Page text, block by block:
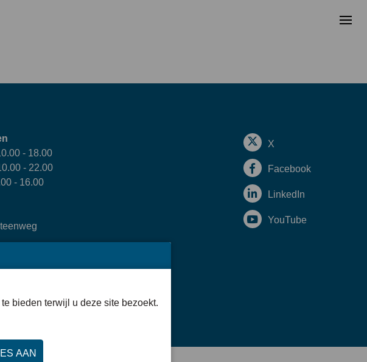
- 18.00
- 22.00
- 16.00
X
Facebook
LinkedIn
YouTube
bieden terwijl u deze site bezoekt.